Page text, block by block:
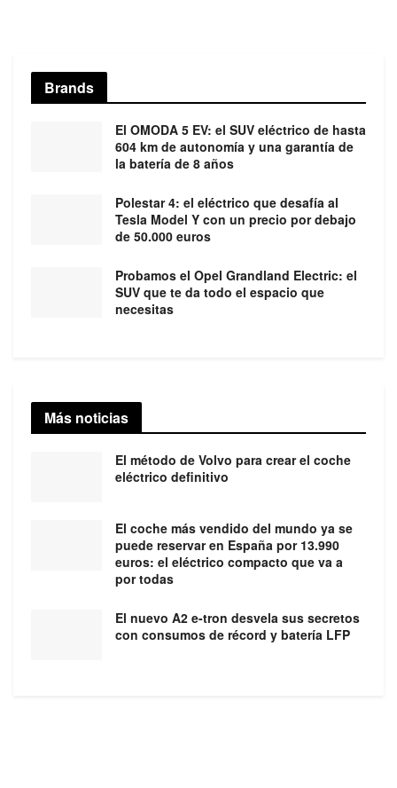
Brands
El OMODA 5 EV: el SUV eléctrico de hasta
604 km de autonomía y una garantía de
la batería de 8 años
Polestar 4: el eléctrico que desafía al
Tesla Model Y con un precio por debajo
de 50.000 euros
Probamos el Opel Grandland Electric: el
SUV que te da todo el espacio que
necesitas
Más noticias
El método de Volvo para crear el coche
eléctrico definitivo
El coche más vendido del mundo ya se
puede reservar en España por 13.990
euros: el eléctrico compacto que va a
por todas
El nuevo A2 e-tron desvela sus secretos
con consumos de récord y batería LFP